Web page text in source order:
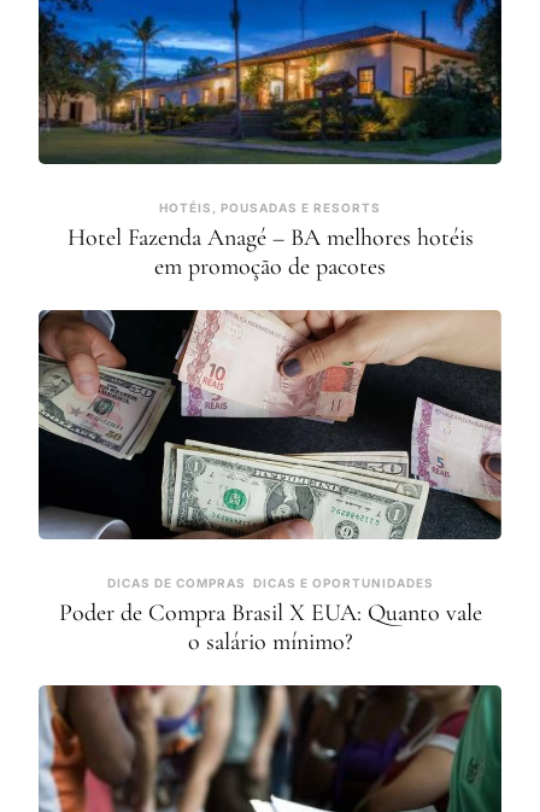
HOTÉIS, POUSADAS E RESORTS
Hotel Fazenda Anagé – BA melhores hotéis
em promoção de pacotes
DICAS DE COMPRAS DICAS E OPORTUNIDADES
Poder de Compra Brasil X EUA: Quanto vale
o salário mínimo?